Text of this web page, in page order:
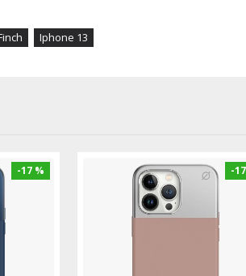
Iphone 13
-17 % -